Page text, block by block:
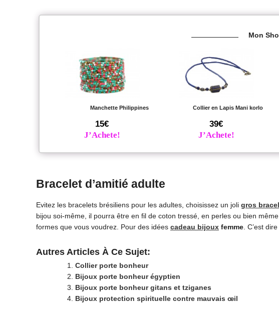
Mon
Manchette Philippines
15€
J’Achete!
Collier en Lapis Mani korlo
39€
J’Achete!
Bracelet d’amitié adulte
Evitez les bracelets brésiliens pour les adultes, choisissez un joli gros
bijou soi-même, il pourra être en fil de coton tressé, en perles ou bien
formes que vous voudrez. Pour des idées cadeau bijoux femme . C’est
Autres Articles À Ce Sujet:
Collier porte bonheur
Bijoux porte bonheur égyptien
Bijoux porte bonheur gitans et tziganes
Bijoux protection spirituelle contre mauvais œil